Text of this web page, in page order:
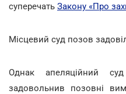
суперечать Закону «Про
Місцевий суд позов
Однак апеляційний
задовольнив позовні